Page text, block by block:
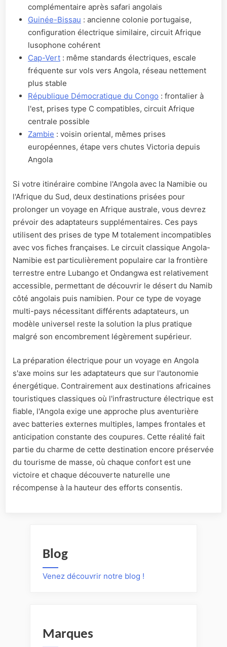
complémentaire après safari angolais
Guinée-Bissau : ancienne colonie portugaise,
configuration électrique similaire, circuit Afrique
lusophone cohérent
Cap-Vert : même standards électriques, escale
fréquente sur vols vers Angola, réseau nettement
plus stable
République Démocratique du Congo : frontalier à
l'est, prises type C compatibles, circuit Afrique
centrale possible
Zambie : voisin oriental, mêmes prises
européennes, étape vers chutes Victoria depuis
Angola
Si votre itinéraire combine l'Angola avec la Namibie ou
l'Afrique du Sud, deux destinations prisées pour
prolonger un voyage en Afrique australe, vous devrez
prévoir des adaptateurs supplémentaires. Ces pays
utilisent des prises de type M totalement incompatibles
avec vos fiches françaises. Le circuit classique Angola-
Namibie est particulièrement populaire car la frontière
terrestre entre Lubango et Ondangwa est relativement
accessible, permettant de découvrir le désert du Namib
côté angolais puis namibien. Pour ce type de voyage
multi-pays nécessitant différents adaptateurs, un
modèle universel reste la solution la plus pratique
malgré son encombrement légèrement supérieur.
La préparation électrique pour un voyage en Angola
s'axe moins sur les adaptateurs que sur l'autonomie
énergétique. Contrairement aux destinations africaines
touristiques classiques où l'infrastructure électrique est
fiable, l'Angola exige une approche plus aventurière
avec batteries externes multiples, lampes frontales et
anticipation constante des coupures. Cette réalité fait
partie du charme de cette destination encore préservée
du tourisme de masse, où chaque confort est une
victoire et chaque découverte naturelle une
récompense à la hauteur des efforts consentis.
Blog
Venez découvrir notre blog !
Marques